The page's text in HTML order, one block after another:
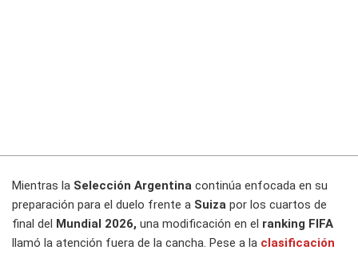
Mientras la Selección Argentina continúa enfocada en su
preparación para el duelo frente a Suiza por los cuartos de
final del Mundial 2026, una modificación en el ranking FIFA
llamó la atención fuera de la cancha. Pese a la clasificación